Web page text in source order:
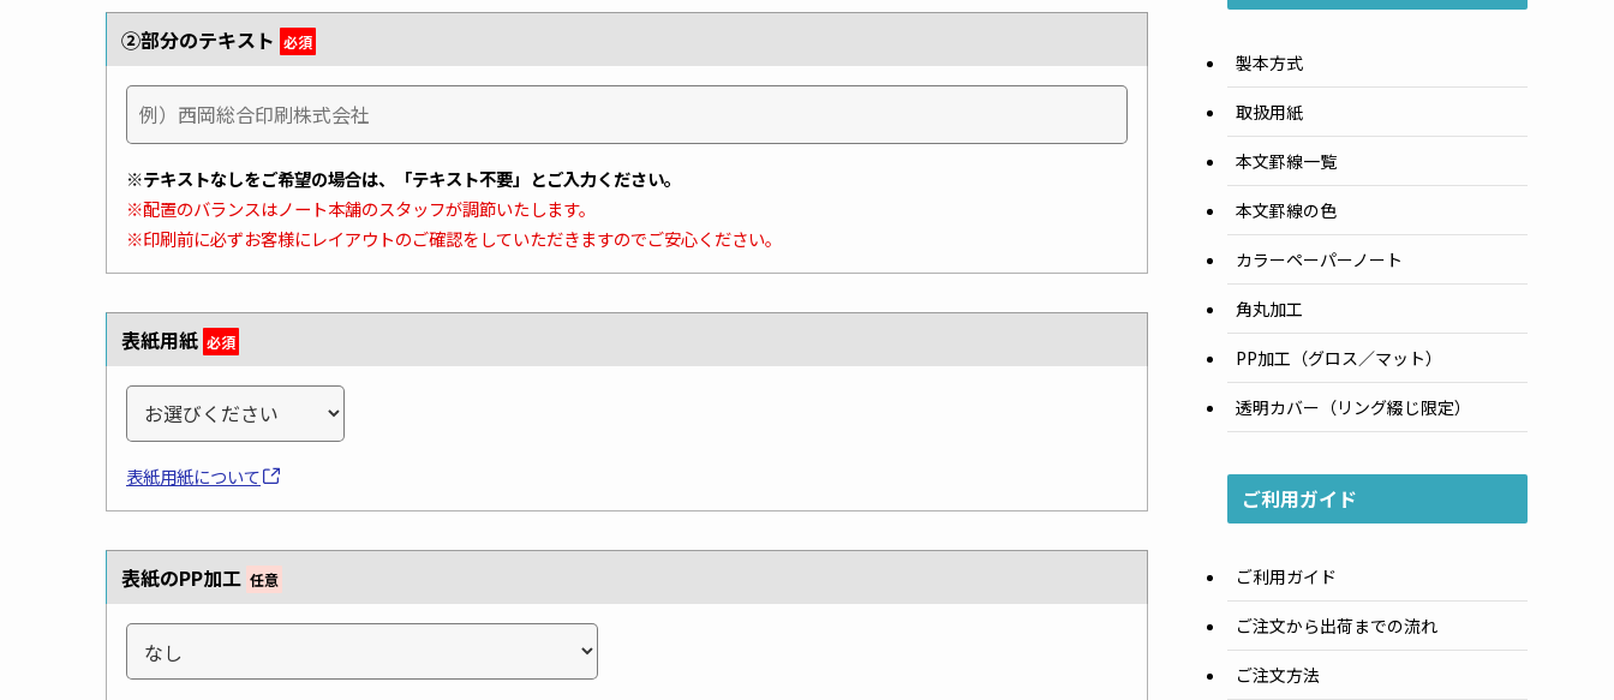
②部分のテキスト 必須
※テキストなしをご希望の場合は、「テキスト不要」とご入力ください。
※配置のバランスはノート本舗のスタッフが調節いたします。
※印刷前に必ずお客様にレイアウトのご確認をしていただきますのでご安心ください。
表紙用紙 必須
表紙用紙について
表紙のPP加工 任意
製本方式
取扱用紙
本文罫線一覧
本文罫線の色
カラーペーパーノート
角丸加工
PP加工（グロス／マット）
透明カバー（リング綴じ限定）
ご利用ガイド
ご利用ガイド
ご注文から出荷までの流れ
ご注文方法